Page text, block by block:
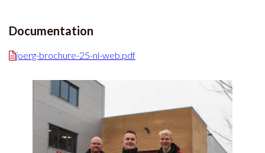
Documentation
joerg-brochure-25-nl-web.pdf